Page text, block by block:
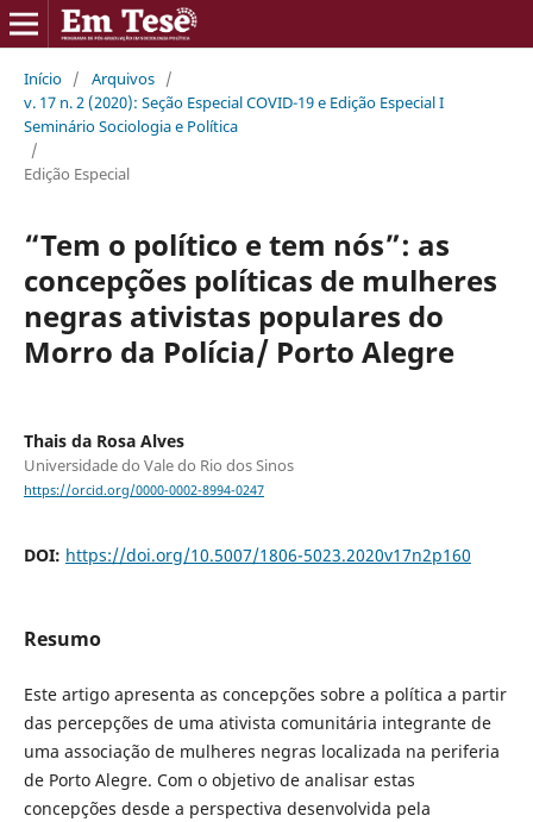
Início / Arquivos /
v. 17 n. 2 (2020): Seção Especial COVID-19 e Edição Especial I
Seminário Sociologia e Política
/
Edição Especial
“Tem o político e tem nós”: as
concepções políticas de mulheres
negras ativistas populares do
Morro da Polícia/ Porto Alegre
Thais da Rosa Alves
Universidade do Vale do Rio dos Sinos
https://orcid.org/0000-0002-8994-0247
DOI: https://doi.org/10.5007/1806-5023.2020v17n2p160
Resumo
Este artigo apresenta as concepções sobre a política a partir
das percepções de uma ativista comunitária integrante de
uma associação de mulheres negras localizada na periferia
de Porto Alegre. Com o objetivo de analisar estas
concepções desde a perspectiva desenvolvida pela